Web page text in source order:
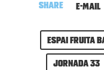
Share E-mail
Espai Fruita
Jornada 33